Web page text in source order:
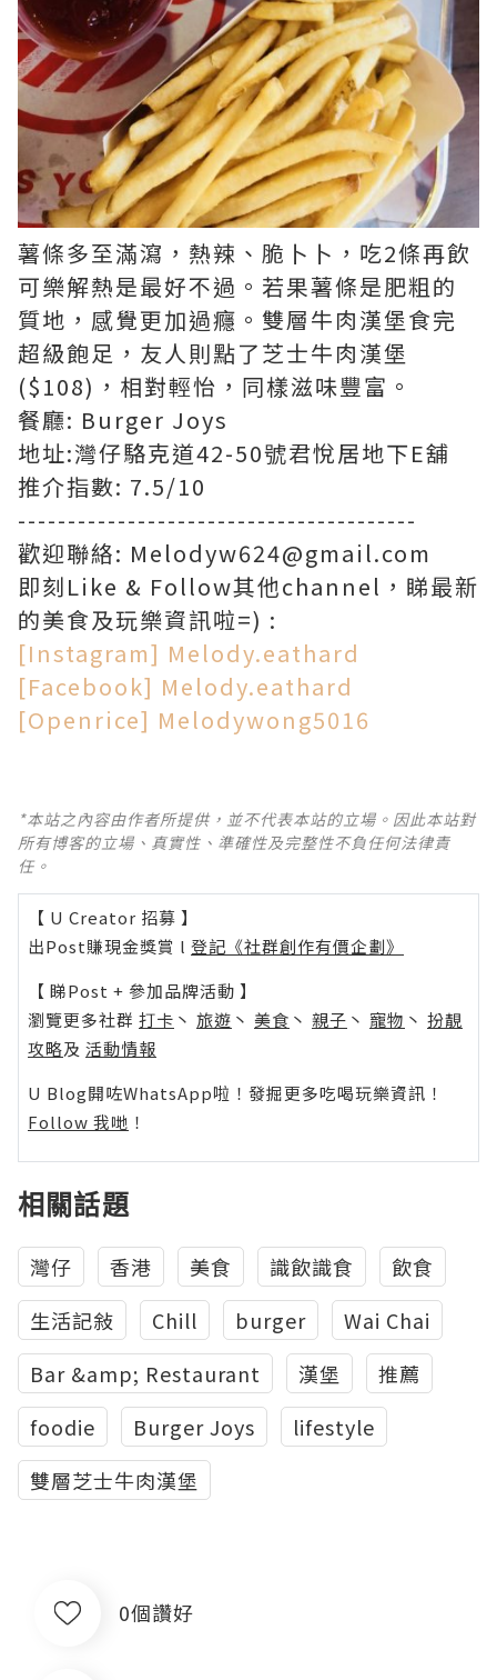
薯條多至滿瀉，熱辣、脆卜卜，吃2條再飲
可樂解熱是最好不過。若果薯條是肥粗的
質地，感覺更加過癮。雙層牛肉漢堡食完
超級飽足，友人則點了芝士牛肉漢堡
($108)，相對輕怡，同樣滋味豐富。
餐廳: Burger Joys
地址:灣仔駱克道42-50號君悅居地下E舖
推介指數: 7.5/10
----------------------------------------
歡迎聯絡: Melodyw624@gmail.com
即刻Like & Follow其他channel，睇最新
的美食及玩樂資訊啦=) :
[Instagram] Melody.eathard
[Facebook] Melody.eathard
[Openrice] Melodywong5016
*本站之內容由作者所提供，並不代表本站的立場。因此本站對
所有博客的立場、真實性、準確性及完整性不負任何法律責
任。
【 U Creator 招募 】
出Post賺現金獎賞 l 登記《社群創作有價企劃》
【 睇Post + 參加品牌活動 】
瀏覽更多社群 打卡 丶 旅遊 丶 美食 丶 親子 丶 寵物 丶 扮靚
攻略及 活動情報
U Blog開咗WhatsApp啦！發掘更多吃喝玩樂資訊！
Follow 我哋 ！
相關話題
灣仔 香港 美食 識飲識食
飲食
生活記敍
Chill burger
Wai Chai
Bar &amp; Restaurant
漢堡
推薦
foodie
Burger Joys
lifestyle
雙層芝士牛肉漢堡
0個讚好